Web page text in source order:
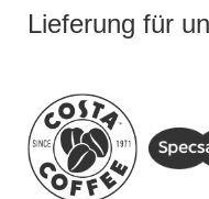
Lieferung für